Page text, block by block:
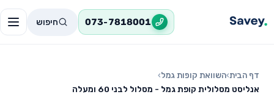
073-7818001 חיפוש
דף הבית›השוואת קופות גמל›
אנליסט מסלולית קופת גמל - מסלול לבני 60 ומעלה